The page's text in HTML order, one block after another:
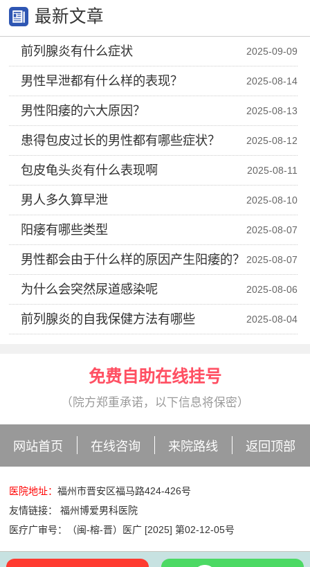
最新文章
前列腺炎有什么症状 2025-09-09
男性早泄都有什么样的表现？ 2025-08-14
男性阳痿的六大原因？ 2025-08-13
患得包皮过长的男性都有哪些症状？ 2025-08-12
包皮龟头炎有什么表现啊 2025-08-11
男人多久算早泄 2025-08-10
阳痿有哪些类型 2025-08-07
男性都会由于什么样的原因产生阳痿的？ 2025-08-07
为什么会突然尿道感染呢 2025-08-06
前列腺炎的自我保健方法有哪些 2025-08-04
免费自助在线挂号
（院方郑重承诺，以下信息将保密）
网站首页 在线咨询 来院路线 返回顶部
医院地址：福州市晋安区福马路424-426号
友情链接：福州博爱男科医院
医疗广审号：（闽-榕-晋）医广 [2025] 第02-12-05号